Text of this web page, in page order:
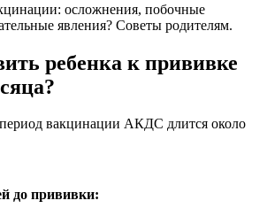
осложнения, побочные
явления? Советы родителям.
ребенка к прививке
вакцинации АКДС длится около
до прививки: